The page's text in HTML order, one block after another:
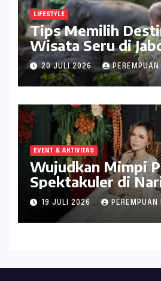
LIFESTYLE
Tips Memilih
Wisata Seru di
ala inDrive
20 JULI 2026
EVENT & AKTIVITAS
Wujudkan Mimpi
Spektakuler di
Surabaya
19 JULI 2026